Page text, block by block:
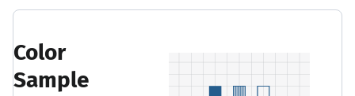
Color
Sample